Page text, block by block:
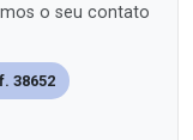
o seu contato
38652